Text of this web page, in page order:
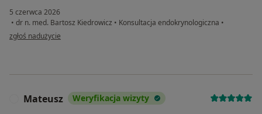
5 czerwca 2026
• dr n. med. Bartosz Kiedrowicz • Konsultacja endokrynologiczna •
w opinii użytkownika Anna
zgłoś nadużycie
Mateusz Weryfikacja wizyty